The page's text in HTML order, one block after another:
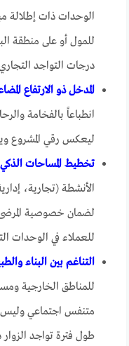
الوحدات ذات إطلالة
للمول أو على منطقة
درجات التواجد
المدخل ذو الارتفاع
انطباعاً بالفخامة
ليعكس رقي المشروع
تخطيط المساحات
الأنشطة (تجارية،
لضمان خصوصية
للعملاء في الوحدات
التناغم بين البناء
للمناطق الخارجية
متنفس اجتماعي وليس
طول فترة تواجد الزوار